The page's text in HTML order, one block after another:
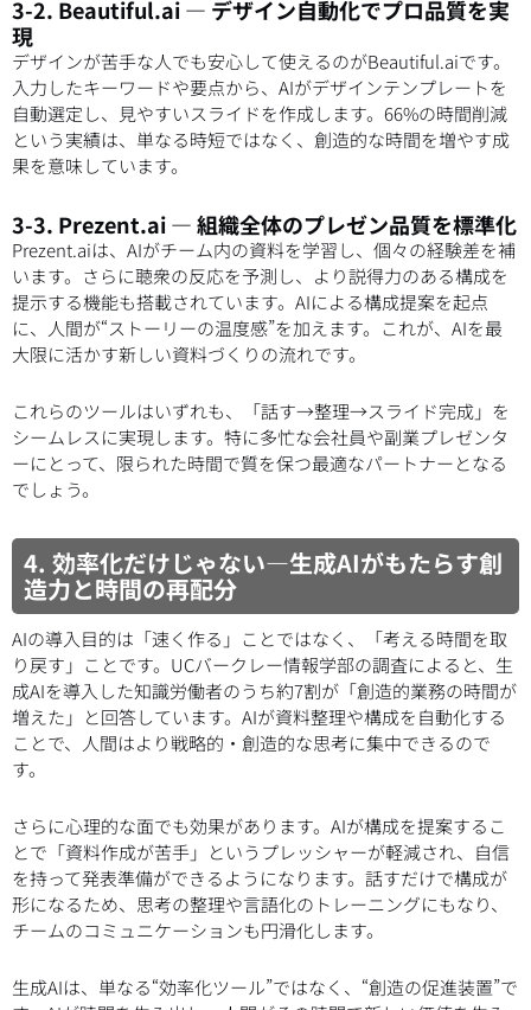
3-2. Beautiful.ai ― デザイン自動化でプロ品質を実
現
デザインが苦手な人でも安心して使えるのがBeautiful.aiです。
入力したキーワードや要点から、AIがデザインテンプレートを
自動選定し、見やすいスライドを作成します。66%の時間削減
という実績は、単なる時短ではなく、創造的な時間を増やす成
果を意味しています。
3-3. Prezent.ai ― 組織全体のプレゼン品質を標準化
Prezent.aiは、AIがチーム内の資料を学習し、個々の経験差を補
います。さらに聴衆の反応を予測し、より説得力のある構成を
提示する機能も搭載されています。AIによる構成提案を起点
に、人間が“ストーリーの温度感”を加えます。これが、AIを最
大限に活かす新しい資料づくりの流れです。
これらのツールはいずれも、「話す→整理→スライド完成」を
シームレスに実現します。特に多忙な会社員や副業プレゼンタ
ーにとって、限られた時間で質を保つ最適なパートナーとなる
でしょう。
4. 効率化だけじゃない―生成AIがもたらす創
造力と時間の再配分
AIの導入目的は「速く作る」ことではなく、「考える時間を取
り戻す」ことです。UCバークレー情報学部の調査によると、生
成AIを導入した知識労働者のうち約7割が「創造的業務の時間が
増えた」と回答しています。AIが資料整理や構成を自動化する
ことで、人間はより戦略的・創造的な思考に集中できるので
す。
さらに心理的な面でも効果があります。AIが構成を提案するこ
とで「資料作成が苦手」というプレッシャーが軽減され、自信
を持って発表準備ができるようになります。話すだけで構成が
形になるため、思考の整理や言語化のトレーニングにもなり、
チームのコミュニケーションも円滑化します。
生成AIは、単なる“効率化ツール”ではなく、“創造の促進装置”で